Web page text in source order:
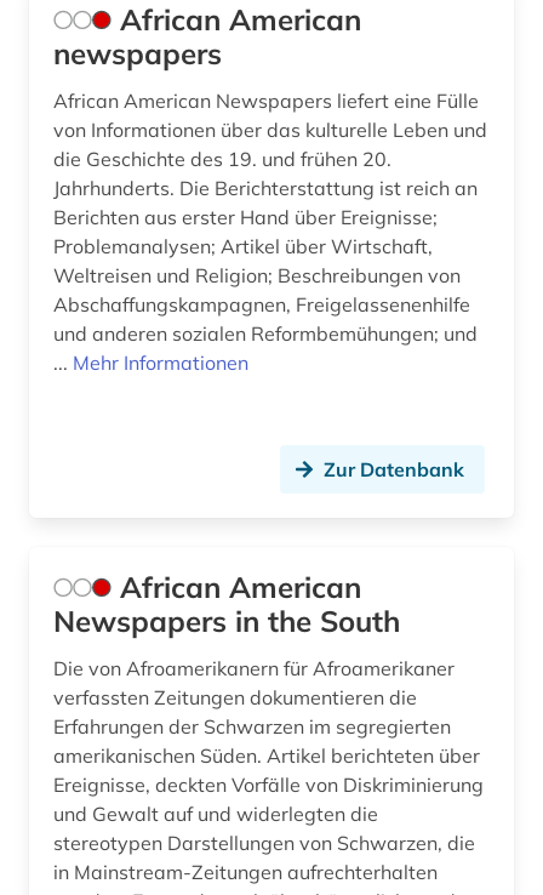
filmschaffender (2)
filmverleih (1)
filmwissenschaft (32)
filmzeitschrift (3)
filmzensur (1)
filmästhetik (1)
flugfoto (1)
flugschrift (5)
forschung (2)
forschungsdaten (1)
forschungseinrichtung (1)
forstwissenschaft (1)
foto (1)
African American
newspapers
African American Newspapers liefert eine Fülle
von Informationen über das kulturelle Leben und
die Geschichte des 19. und frühen 20.
Jahrhunderts. Die Berichterstattung ist reich an
Berichten aus erster Hand über Ereignisse;
Problemanalysen; Artikel über Wirtschaft,
Weltreisen und Religion; Beschreibungen von
Abschaffungskampagnen, Freigelassenenhilfe
und anderen sozialen Reformbemühungen; und
... Mehr Informationen
Zur Datenbank
African American
Newspapers in the South
Die von Afroamerikanern für Afroamerikaner
verfassten Zeitungen dokumentieren die
Erfahrungen der Schwarzen im segregierten
amerikanischen Süden. Artikel berichteten über
Ereignisse, deckten Vorfälle von Diskriminierung
und Gewalt auf und widerlegten die
stereotypen Darstellungen von Schwarzen, die
in Mainstream-Zeitungen aufrechterhalten